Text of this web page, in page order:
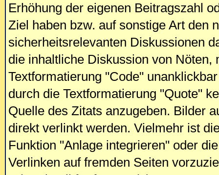
Erhöhung der eigenen Beitragszahl
Ziel haben bzw. auf sonstige Art den
sicherheitsrelevanten Diskussionen
die inhaltliche Diskussion von
Textformatierung "Code"
durch die Textformatierung "Quote"
Quelle des Zitats anzugeben. Bilder
direkt verlinkt werden. Vielmehr ist
Funktion "Anlage integrieren" oder
Verlinken auf fremden Seiten